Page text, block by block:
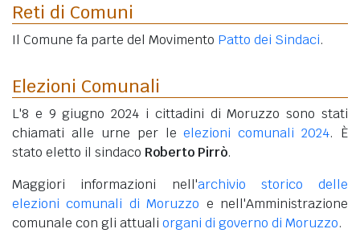
Reti di Comuni
Il Comune fa parte del Movimento Patto dei Sindaci.
Elezioni Comunali
L'8 e 9 giugno 2024 i cittadini di Moruzzo sono stati
chiamati alle urne per leelezioni comunali 2024. È
stato eletto il sindaco Roberto Pirrò.
Maggiori informazioni nell'archivio storico delle
elezioni comunali di Moruzzo e nell'Amministrazione
comunale con gli attuali organi di governo di Moruzzo.